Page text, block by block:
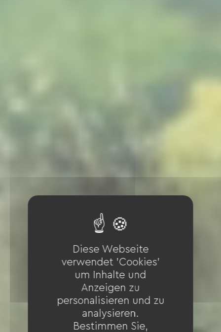
Diese Webseite
verwendet 'Cookies'
um Inhalte und
Anzeigen zu
personalisieren und zu
analysieren.
Bestimmen Sie,